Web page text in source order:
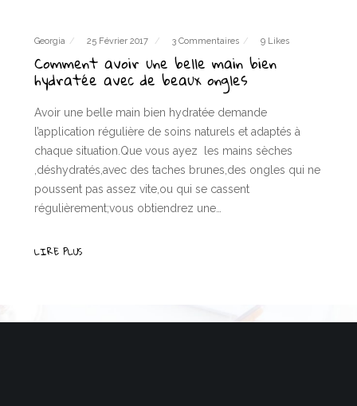
Georgia 25 Février 2017 3 Commentaires 9 Likes
Comment avoir une belle main bien
hydratée avec de beaux ongles
Avoir une belle main bien hydratée demande
l’application régulière de soins naturels et adaptés à
chaque situation.Que vous ayez les mains sèches
,déshydratés,avec des taches brunes,des ongles qui ne
poussent pas assez vite,ou qui se cassent
régulièrement;vous obtiendrez une…
LIRE PLUS